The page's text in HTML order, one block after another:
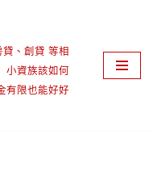
、創貸 等相
小資族該如何
有限也能好好